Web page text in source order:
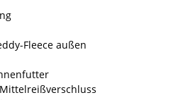
Fleece außen